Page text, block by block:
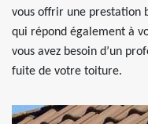
vous offrir une prestation
qui répond également à
vous avez besoin d’un
fuite de votre toiture.